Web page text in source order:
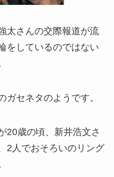
太さんの交際報道が流
をしているのではない
ガセネタのようです。
20歳の頃、新井浩文さ
2人でおそろいのリング